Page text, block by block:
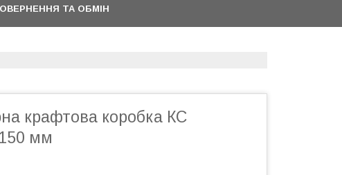
ТА ОБМІН
крафтова коробка КС
мм